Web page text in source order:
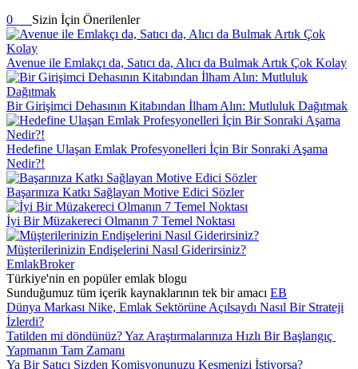
0
Sizin İçin Önerilenler
Avenue ile Emlakçı da, Satıcı da, Alıcı da Bulmak Artık Çok Kolay
Bir Girişimci Dehasının Kitabından İlham Alın: Mutluluk Dağıtmak
Hedefine Ulaşan Emlak Profesyonelleri İçin Bir Sonraki Aşama
Nedir?!
Başarınıza Katkı Sağlayan Motive Edici Sözler
İyi Bir Müzakereci Olmanın 7 Temel Noktası
Müşterilerinizin Endişelerini Nasıl Giderirsiniz?
EmlakBroker
Türkiye'nin en popüler emlak blogu
Sunduğumuz tüm içerik kaynaklarının tek bir amacı EB
Dünya Markası Nike, Emlak Sektörüne Açılsaydı Nasıl Bir Strateji
İzlerdi?
Tatilden mi döndünüz? Yaz Araştırmalarınıza Hızlı Bir Başlangıç ​​
Yapmanın Tam Zamanı
Ya Bir Satıcı Sizden Komisyonunuzu Kesmenizi İstiyorsa?